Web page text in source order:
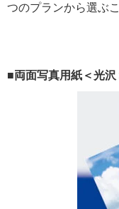
つのプランから選ぶ
■両面写真用紙＜光